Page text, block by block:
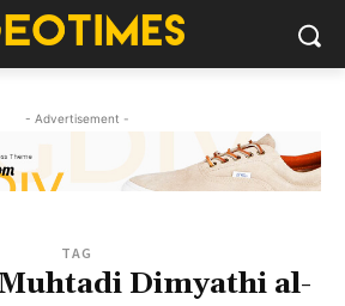
- Advertisement -
TAG
Dimyathi al-